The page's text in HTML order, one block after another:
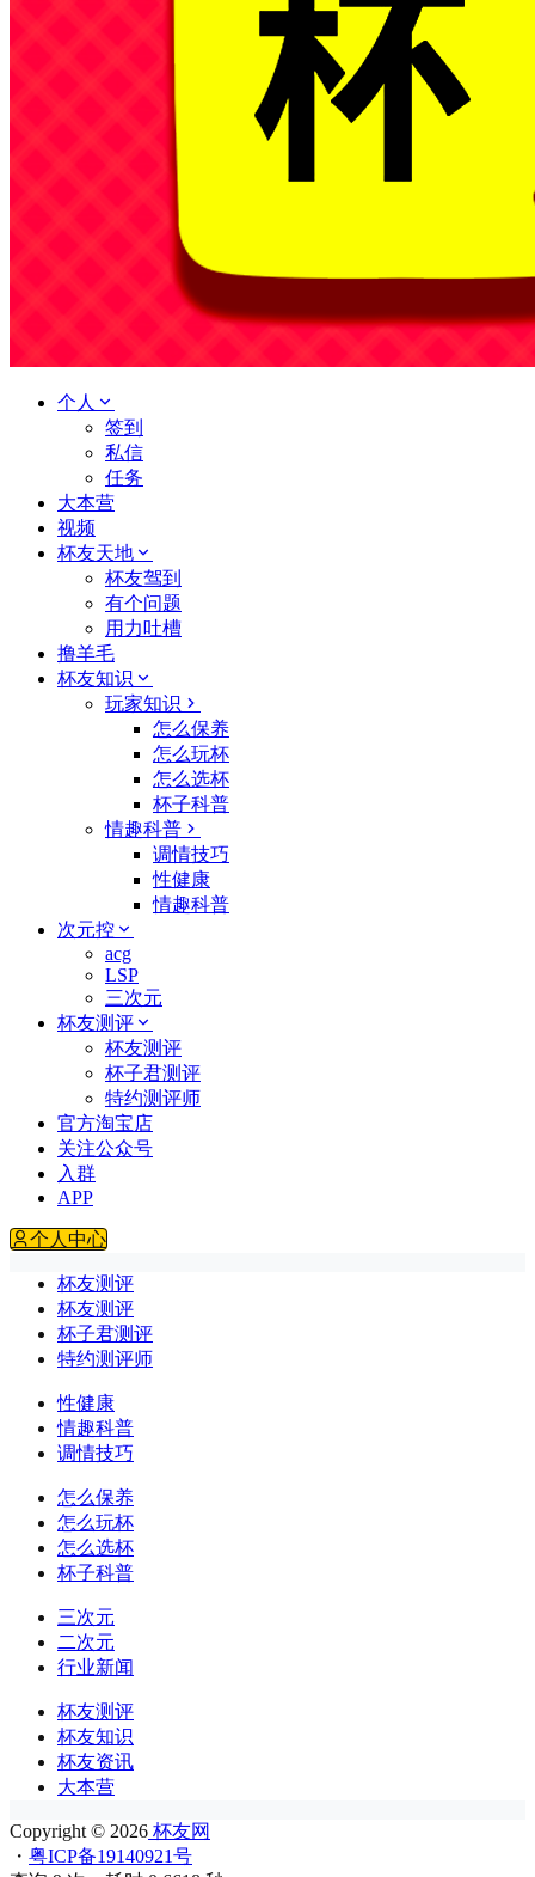
个人
签到
私信
任务
大本营
视频
杯友天地
杯友驾到
有个问题
用力吐槽
撸羊毛
杯友知识
玩家知识
怎么保养
怎么玩杯
怎么选杯
杯子科普
情趣科普
调情技巧
性健康
情趣科普
次元控
acg
LSP
三次元
杯友测评
杯友测评
杯子君测评
特约测评师
官方淘宝店
关注公众号
入群
APP
个人中心
杯友测评
杯友测评
杯子君测评
特约测评师
性健康
情趣科普
调情技巧
怎么保养
怎么玩杯
怎么选杯
杯子科普
三次元
二次元
行业新闻
杯友测评
杯友知识
杯友资讯
大本营
Copyright © 2026 杯友网
・ 粤ICP备19140921号